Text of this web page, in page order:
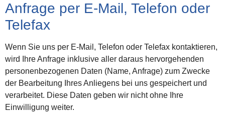
Anfrage per E-Mail, Telefon oder
Telefax
Wenn Sie uns per E-Mail, Telefon oder Telefax kontaktieren,
wird Ihre Anfrage inklusive aller daraus hervorgehenden
personenbezogenen Daten (Name, Anfrage) zum Zwecke
der Bearbeitung Ihres Anliegens bei uns gespeichert und
verarbeitet. Diese Daten geben wir nicht ohne Ihre
Einwilligung weiter.